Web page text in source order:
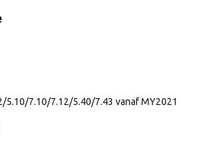
5.10/7.10/7.12/5.40/7.43 vanaf MY2021